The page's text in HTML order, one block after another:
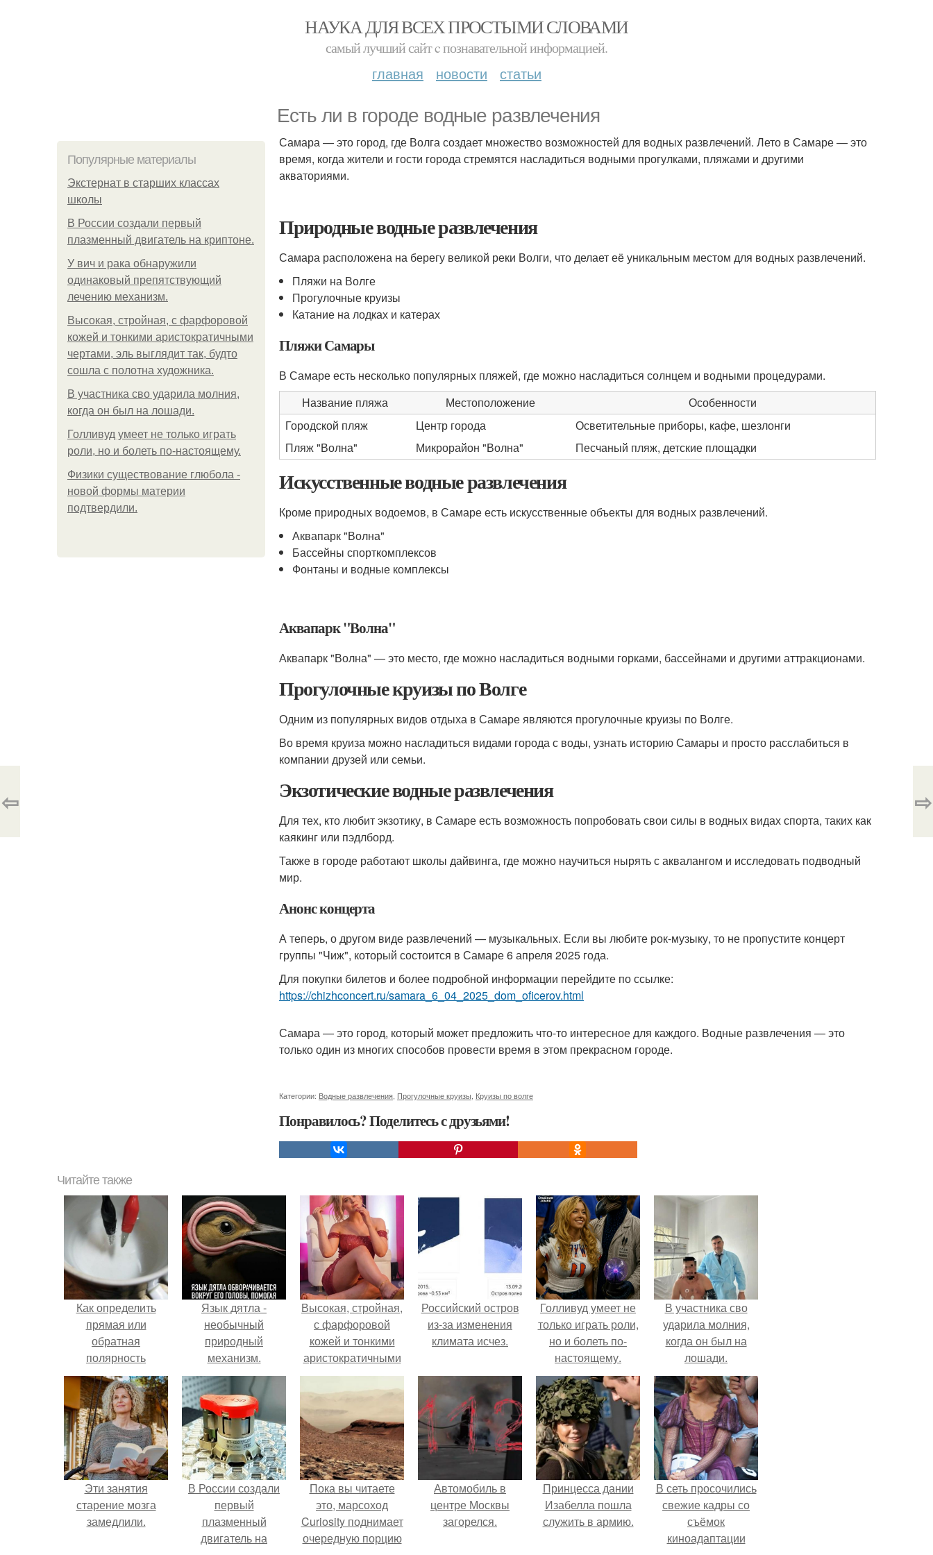
НАУКА ДЛЯ ВСЕХ ПРОСТЫМИ СЛОВАМИ
самый лучший сайт c познавательной информацией.
главная новости статьи
Есть ли в городе водные развлечения
Популярные материалы
Экстернат в старших классах
школы
В России создали первый
плазменный двигатель на криптоне.
У вич и рака обнаружили
одинаковый препятствующий
лечению механизм.
Высокая, стройная, с фарфоровой
кожей и тонкими аристократичными
чертами, эль выглядит так, будто
сошла с полотна художника.
В участника сво ударила молния,
когда он был на лошади.
Голливуд умеет не только играть
роли, но и болеть по-настоящему.
Физики существование глюбола -
новой формы материи
подтвердили.
Самара — это город, где Волга создает множество возможностей для водных развлечений. Лето в Самаре — это
время, когда жители и гости города стремятся насладиться водными прогулками, пляжами и другими
акваториями.
Природные водные развлечения
Самара расположена на берегу великой реки Волги, что делает её уникальным местом для водных развлечений.
Пляжи на Волге
Прогулочные круизы
Катание на лодках и катерах
Пляжи Самары
В Самаре есть несколько популярных пляжей, где можно насладиться солнцем и водными процедурами.
Название пляжа
Местоположение
Особенности
Городской пляж
Центр города
Осветительные приборы, кафе, шезлонги
Пляж "Волна"
Микрорайон "Волна" Песчаный пляж, детские площадки
Искусственные водные развлечения
Кроме природных водоемов, в Самаре есть искусственные объекты для водных развлечений.
Аквапарк "Волна"
Бассейны спорткомплексов
Фонтаны и водные комплексы
Аквапарк "Волна"
Аквапарк "Волна" — это место, где можно насладиться водными горками, бассейнами и другими аттракционами.
Прогулочные круизы по Волге
Одним из популярных видов отдыха в Самаре являются прогулочные круизы по Волге.
Во время круиза можно насладиться видами города с воды, узнать историю Самары и просто расслабиться в
компании друзей или семьи.
Экзотические водные развлечения
Для тех, кто любит экзотику, в Самаре есть возможность попробовать свои силы в водных видах спорта, таких как
каякинг или пэдлборд.
Также в городе работают школы дайвинга, где можно научиться нырять с аквалангом и исследовать подводный
мир.
Анонс концерта
А теперь, о другом виде развлечений — музыкальных. Если вы любите рок-музыку, то не пропустите концерт
группы "Чиж", который состоится в Самаре 6 апреля 2025 года.
Для покупки билетов и более подробной информации перейдите по ссылке:
https://chizhconcert.ru/samara_6_04_2025_dom_oficerov.html
Самара — это город, который может предложить что-то интересное для каждого. Водные развлечения — это
только один из многих способов провести время в этом прекрасном городе.
Категории: Водные развлечения Прогулочные круизы Круизы по волге
Понравилось? Поделитесь с друзьями!
⇦ ⇨
Читайте также
Как определить
прямая или
обратная
полярность
аккумулятора. Как
определить
полярность, не
имея приборов.
Язык дятла -
необычный
природный
механизм.
Высокая, стройная,
с фарфоровой
кожей и тонкими
аристократичными
чертами, эль
выглядит так, будто
сошла с полотна
художника.
Российский остров
из-за изменения
климата исчез.
Голливуд умеет не
только играть роли,
но и болеть по-
настоящему.
В участника сво
ударила молния,
когда он был на
лошади.
Эти занятия
старение мозга
замедлили.
В России создали
первый
плазменный
двигатель на
Пока вы читаете
это, марсоход
Curiosity поднимает
очередную порцию
Автомобиль в
центре Москвы
загорелся.
Принцесса дании
Изабелла пошла
служить в армию.
В сеть просочились
свежие кадры со
съёмок
киноадаптации